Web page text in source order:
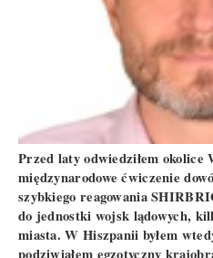
Przed laty odwiedziłem okolice
międzynarodowe ćwiczenie
szybkiego reagowania
do jednostki wojsk lądowych,
miasta. W Hiszpanii byłem
podziwiałem egzotyczny